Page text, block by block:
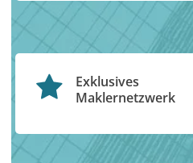
Exklusives
Maklernetzwerk